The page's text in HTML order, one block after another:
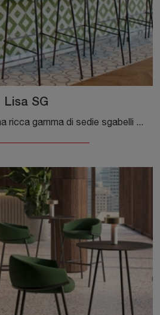
Lisa SG
Clicca per scoprire una ricca gamma di sedie sgabelli per stanze moderne: il modello Lisa SG di Scab Design ti attende!